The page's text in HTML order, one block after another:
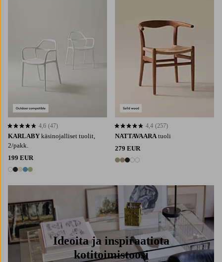
KARLABY käsinojalliset tuolit,
2/pakk.
199 EUR
5 värejä
4,6 perustuen 47 arvosanaan
4,6 (47)
NATTAVAARA tuoli
279 EUR
5 värejä
4,4 perustuen 257 arvosanaan
4,4 (257)
Ideoita ja inspiraatiota
kotitoimistoosi